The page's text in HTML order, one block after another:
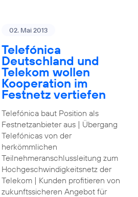
02. Mai 2013
Telefónica
Deutschland und
Telekom wollen
Kooperation im
Festnetz vertiefen
Telefónica baut Position als
Festnetzanbieter aus | Übergang
Telefónicas von der
herkömmlichen
Teilnehmeranschlussleitung zum
Hochgeschwindigkeitsnetz der
Telekom | Kunden profitieren von
zukunftssicheren Angebot für